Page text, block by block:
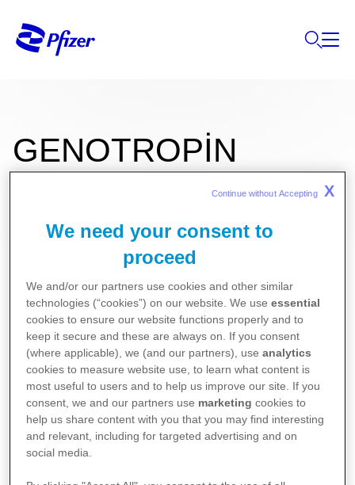
GENOTROPİN
12 mg/ml enjeksiyonluk çözelti için toz
ve çözücü içeren kullanıma hazır kalem
Kullanma Talimatı - Belçika
Kullanma Talimatı - Almanya
Kısa Ürün Bilgisi
We need your consent to
proceed
We and/or our partners use cookies and other similar
technologies (“cookies”) on our website. We useessential
cookies to ensure our website functions properly and to
keep it secure and these are always on. If you consent
(where applicable), we (and our partners), useanalytics
cookies to measure website use, to learn what content is
most useful to users and to help us improve our site. If you
consent, we and our partners use marketing cookies to
help us share content with you that you may find interesting
and relevant, including for targeted advertising and on
social media.
Continue without Accepting X